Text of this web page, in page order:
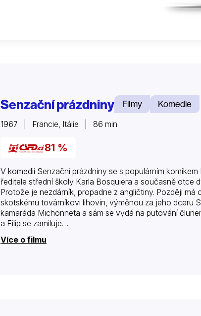
Senzační prázdniny Filmy Komedie
1967 | Francie, Itálie | 86 min
81 %
V komedii Senzační prázdniny se s populárním
ředitele střední školy Karla Bosquiera a současně otce
Protože je nezdárník, propadne z angličtiny. Později
skotskému továrníkovi lihovin, výměnou za jeho dceru
kamaráda Michonneta a sám se vydá na putování
a Filip se zamiluje…
Více o filmu